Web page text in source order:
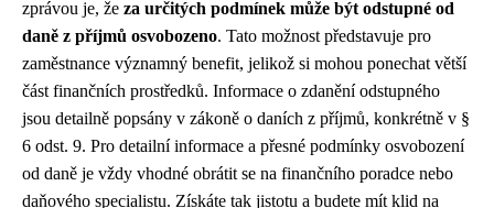
zprávou je, že za určitých podmínek může být odstupné od
daně z příjmů osvobozeno. Tato možnost představuje pro
zaměstnance významný benefit, jelikož si mohou ponechat větší
část finančních prostředků. Informace o zdanění odstupného
jsou detailně popsány v zákoně o daních z příjmů, konkrétně v §
6 odst. 9. Pro detailní informace a přesné podmínky osvobození
od daně je vždy vhodné obrátit se na finančního poradce nebo
daňového specialistu. Získáte tak jistotu a budete mít klid na